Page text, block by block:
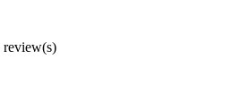
review(s)